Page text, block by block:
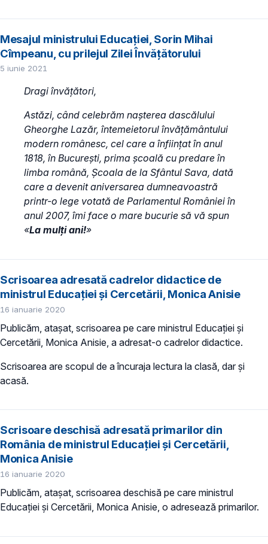
Mesajul ministrului Educației, Sorin Mihai
Cîmpeanu, cu prilejul Zilei Învățătorului
5 iunie 2021
Dragi învățători,
Astăzi, când celebrăm nașterea dascălului
Gheorghe Lazăr, întemeietorul învățământului
modern românesc, cel care a înființat în anul
1818, în București, prima școală cu predare în
limba română, Școala de la Sfântul Sava, dată
care a devenit aniversarea dumneavoastră
printr-o lege votată de Parlamentul României în
anul 2007, îmi face o mare bucurie să vă spun
«La mulți ani!»
Scrisoarea adresată cadrelor didactice de
ministrul Educației și Cercetării, Monica Anisie
16 ianuarie 2020
Publicăm, atașat, scrisoarea pe care ministrul Educației și
Cercetării, Monica Anisie, a adresat-o cadrelor didactice.
Scrisoarea are scopul de a încuraja lectura la clasă, dar și
acasă.
Scrisoare deschisă adresată primarilor din
România de ministrul Educației și Cercetării,
Monica Anisie
16 ianuarie 2020
Publicăm, atașat, scrisoarea deschisă pe care ministrul
Educației și Cercetării, Monica Anisie, o adresează primarilor.